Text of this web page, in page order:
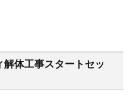
体工事スタートセッ